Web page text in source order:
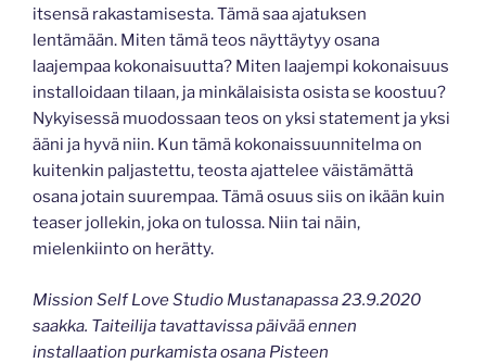
itsensä rakastamisesta. Tämä saa ajatuksen
lentämään. Miten tämä teos näyttäytyy osana
laajempaa kokonaisuutta? Miten laajempi kokonaisuus
installoidaan tilaan, ja minkälaisista osista se koostuu?
Nykyisessä muodossaan teos on yksi statement ja yksi
ääni ja hyvä niin. Kun tämä kokonaissuunnitelma on
kuitenkin paljastettu, teosta ajattelee väistämättä
osana jotain suurempaa. Tämä osuus siis on ikään kuin
teaser jollekin, joka on tulossa. Niin tai näin,
mielenkiinto on herätty.
Mission Self Love Studio Mustanapassa 23.9.2020
saakka. Taiteilija tavattavissa päivää ennen
installaation purkamista osana Pisteen